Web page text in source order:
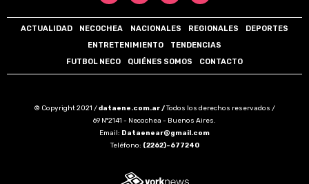
ACTUALIDAD NECOCHEA NACIONALES REGIONALES
DEPORTES
ENTRETENIMIENTO
TENDENCIAS
FUTBOL NECO
QUIÉNES SOMOS CONTACTO
© Copyright 2021 /dataene.com.ar /Todos los derechos reservados /
69 N°2141 - Necochea - Buenos Aires.
Email: Dataenear@gmail.com
Teléfono: (2262)-677240